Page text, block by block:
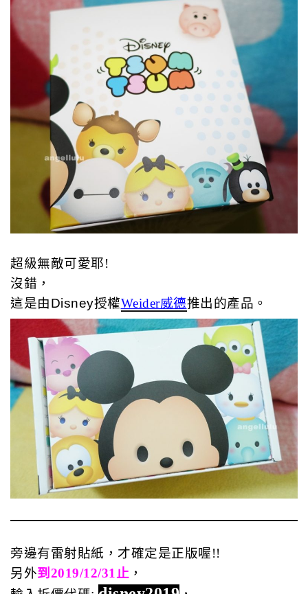
超級無敵可愛耶!
沒錯，
這是由Disney授權Weider威德推出的產品。
旁邊有雷射貼紙，才確定是正版喔!!
另外到2019/12/31止 ，